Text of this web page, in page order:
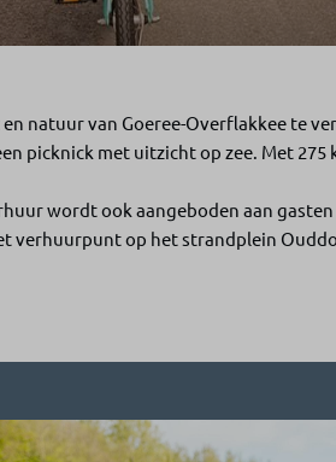
natuur van Goeree-Overflakkee te
picknick met uitzicht op zee. Met
wordt ook aangeboden aan
verhuurpunt op het strandplein